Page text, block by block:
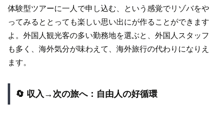
体験型ツアーに一人で申し込む、という感覚でリゾバをや
ってみるととっても楽しい思い出にが作ることができます
よ。外国人観光客の多い勤務地を選ぶと、外国人スタッフ
も多く、海外気分が味わえて、海外旅行の代わりになりえ
ます。
🔄 収入→次の旅へ：自由人の好循環